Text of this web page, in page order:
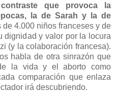
que provoca la
la de Sarah y la de
4.000 niños franceses y de
dignidad y valor por la locura
(y la colaboración francesa).
habla de otra sinrazón que
la vida y el aborto como
comparación que enlaza
irá descubriendo.